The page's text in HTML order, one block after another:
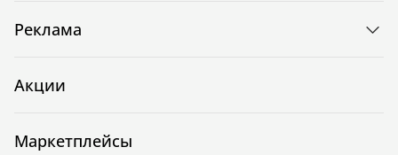
Реклама
Акции
Маркетплейсы